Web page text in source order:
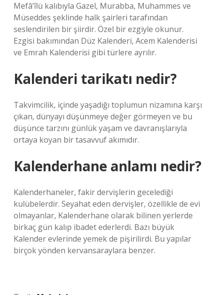
Mefâ’îlü kalıbıyla Gazel, Murabba, Muhammes ve
Müseddes şeklinde halk şairleri tarafından
seslendirilen bir şiirdir. Özel bir ezgiyle okunur.
Ezgisi bakımından Düz Kalenderi, Acem Kalenderisi
ve Emrah Kalenderisi gibi türlere ayrılır.
Kalenderi tarikatı nedir?
Takvimcilik, içinde yaşadığı toplumun nizamına karşı
çıkan, dünyayı düşünmeye değer görmeyen ve bu
düşünce tarzını günlük yaşam ve davranışlarıyla
ortaya koyan bir tasavvuf akımıdır.
Kalenderhane anlamı nedir?
Kalenderhaneler, fakir dervişlerin gecelediği
kulübelerdir. Seyahat eden dervişler, özellikle de evi
olmayanlar, Kalenderhane olarak bilinen yerlerde
birkaç gün kalıp ibadet ederlerdi. Bazı büyük
Kalender evlerinde yemek de pişirilirdi. Bu yapılar
birçok yönden kervansaraylara benzer.